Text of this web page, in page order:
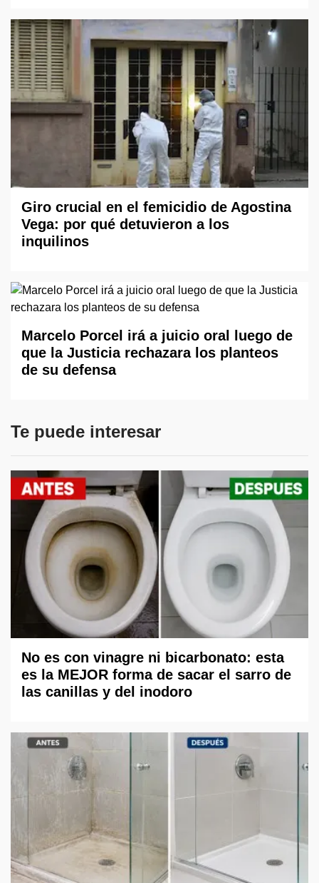
Giro crucial en el femicidio de Agostina
Vega: por qué detuvieron a los
inquilinos
Marcelo Porcel irá a juicio oral luego de
que la Justicia rechazara los planteos
de su defensa
Te puede interesar
No es con vinagre ni bicarbonato: esta
es la MEJOR forma de sacar el sarro de
las canillas y del inodoro